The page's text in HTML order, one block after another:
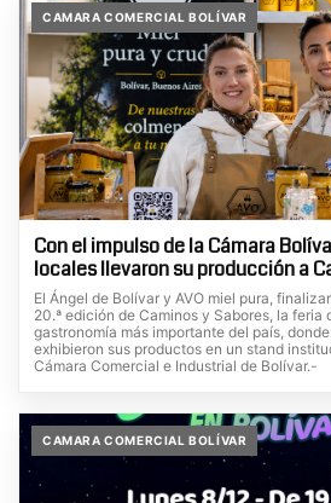
CAMARA COMERCIAL BOLÍVAR
Con el impulso de la Cámara
locales llevaron su producción a
El Ángel de Bolívar y AVO miel pura,
20.ª edición de Caminos y Sabores, la feria
gastronomía más importante del país,
exhibieron sus productos en un stand
Cámara Comercial e Industrial de Bolívar.-
CAMARA COMERCIAL BOLÍVAR